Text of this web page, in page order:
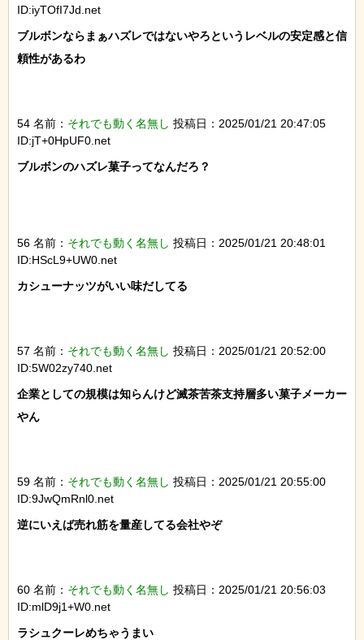
ID:iyTOfI7Jd.net
ブルボンならまぁハズレではないやろというレベルの安定感と信
頼性があるわ
54 名前： それでも動く名無し 投稿日：2025/01/21 20:47:05
ID:jT+0HpUF0.net
ブルボンのハズレ菓子ってなんだろ？
56 名前： それでも動く名無し 投稿日：2025/01/21 20:48:01
ID:HScL9+UW0.net
カシューナッツがいい味だしてる
57 名前： それでも動く名無し 投稿日：2025/01/21 20:52:00
ID:5W02zy740.net
企業としての規模は知らんけど滅茶苦茶支持層多い菓子メーカー
やん
59 名前： それでも動く名無し 投稿日：2025/01/21 20:55:00
ID:9JwQmRnl0.net
逆にいえば売れ筋を量産してる会社やぞ
60 名前： それでも動く名無し 投稿日：2025/01/21 20:56:03
ID:mlD9j1+W0.net
ラシュクーレめちゃうまい